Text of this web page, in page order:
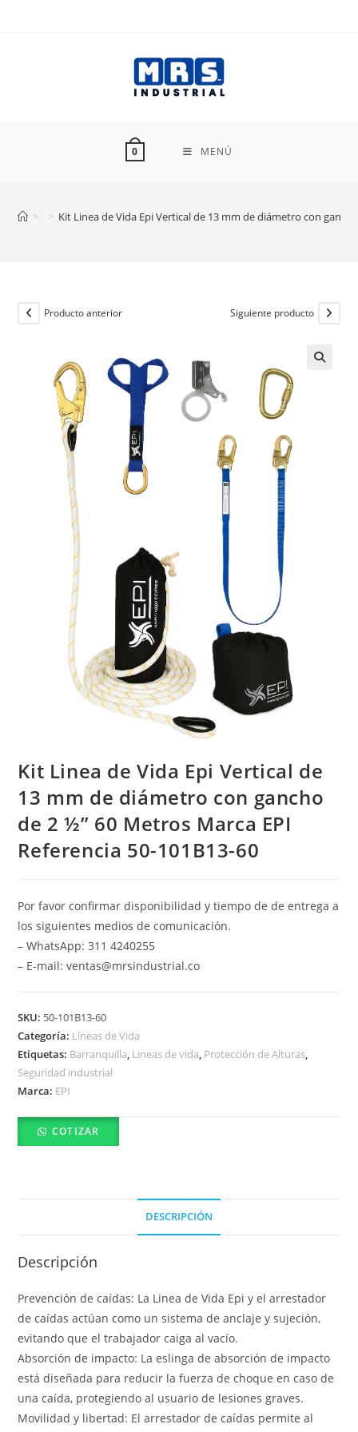
0 MENÚ
> > Kit Linea de Vida Epi Vertical de 13 mm de diámetro con
Producto anterior Siguiente producto
Kit Linea de Vida Epi Vertical de
13 mm de diámetro con gancho
de 2 ½” 60 Metros Marca EPI
Referencia 50-101B13-60
Por favor confirmar disponibilidad y tiempo de de entrega a
los siguientes medios de comunicación.
– WhatsApp: 311 4240255
– E-mail: ventas@mrsindustrial.co
SKU: 50-101B13-60
Categoría: Líneas de Vida
Etiquetas: Barranquilla, Lineas de vida, Protección de Alturas,
Seguridad industrial
Marca: EPI
COTIZAR
DESCRIPCIÓN
Descripción
Prevención de caídas: La Linea de Vida Epi y el arrestador
de caídas actúan como un sistema de anclaje y sujeción,
evitando que el trabajador caiga al vacío.
Absorción de impacto: La eslinga de absorción de impacto
está diseñada para reducir la fuerza de choque en caso de
una caída, protegiendo al usuario de lesiones graves.
Movilidad y libertad: El arrestador de caídas permite al